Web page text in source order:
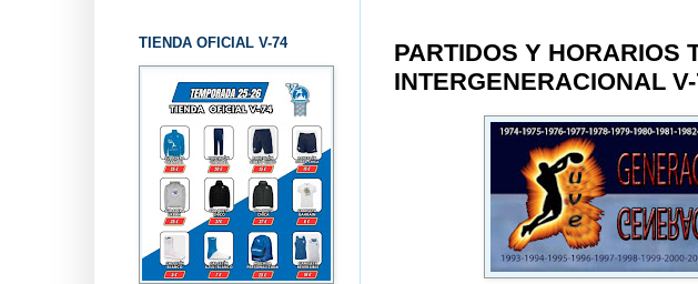
PARTIDOS Y HORARIOS
INTERGENERACIONAL
TIENDA OFICIAL V-74